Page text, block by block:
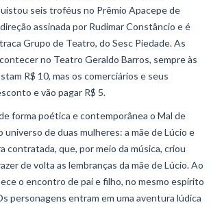
seis troféus no Prêmio Apacepe de
assinada por Rudimar Constâncio e é
Grupo de Teatro, do Sesc Piedade. As
no Teatro Geraldo Barros, sempre às
R$ 10, mas os comerciários e seus
e vão pagar R$ 5.
forma poética e contemporânea o Mal de
universo de duas mulheres: a mãe de Lúcio e
contratada, que, por meio da música, criou
de volta as lembranças da mãe de Lúcio. Ao
o encontro de pai e filho, no mesmo espírito
personagens entram em uma aventura lúdica